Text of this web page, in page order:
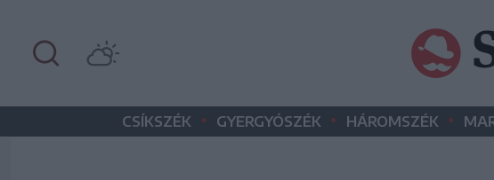
CSÍKSZÉK • GYERGYÓSZÉK • HÁROMSZÉK •